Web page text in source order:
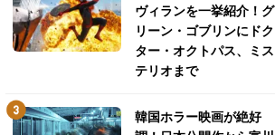
ヴィランを一挙紹介！グ
リーン・ゴブリンにドク
ター・オクトパス、ミス
テリオまで
韓国ホラー映画が絶好